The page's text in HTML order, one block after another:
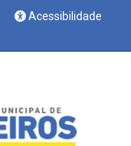
Acessibilidade